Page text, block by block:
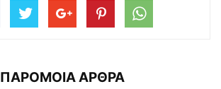
ΠΑΡΟΜΟΙΑ ΑΡΘΡΑ